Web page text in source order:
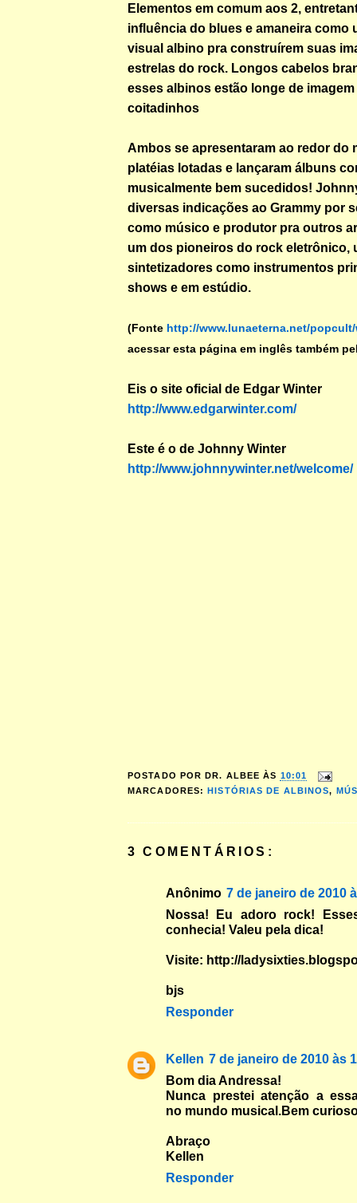
Elementos em comum aos 2,
influência do blues e amaneira como
visual albino pra construírem suas
estrelas do rock. Longos cabelos
esses albinos estão longe de
coitadinhos
Ambos se apresentaram ao redor do
platéias lotadas e lançaram álbuns
musicalmente bem sucedidos!
diversas indicações ao Grammy por
como músico e produtor pra outros
um dos pioneiros do rock eletrônico,
sintetizadores como instrumentos
shows e em estúdio.
(Fonte http://www.lunaeterna.net/
acessar esta página em inglês também
Eis o site oficial de Edgar Winter
http://www.edgarwinter.com/
Este é o de Johnny Winter
http://www.johnnywinter.net/welcome/
POSTADO POR DR. ALBEE ÀS 10:01
MARCADORES:HISTÓRIAS DE ALBINOS,
3 COMENTÁRIOS:
Anônimo 7 de janeiro de 2010
Nossa! Eu adoro rock!
conhecia! Valeu pela dica!
Visite: http://
bjs
Responder
Kellen 7 de janeiro de 2010 às
Bom dia Andressa!
Nunca prestei atenção a
no mundo musical.Bem
Abraço
Kellen
Responder